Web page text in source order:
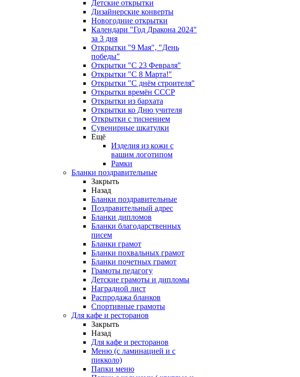
Детские открытки
Дизайнерские конверты
Новогодние открытки
Календари "Год Дракона 2024"
за 3 дня
Открытки "9 Мая", "День
победы"
Открытки "С 23 Февраля"
Открытки "С 8 Марта!"
Открытки "С днём строителя"
Открытки времён СССР
Открытки из бархата
Открытки ко Дню учителя
Открытки с тиснением
Сувенирные шкатулки
Ещё
Изделия из кожи с
вашим логотипом
Рамки
Бланки поздравительные
Закрыть
Назад
Бланки поздравительные
Поздравительный адрес
Бланки дипломов
Бланки благодарственных
писем
Бланки грамот
Бланки похвальных грамот
Бланки почетных грамот
Грамоты педагогу
Детские грамоты и дипломы
Наградной лист
Распродажа бланков
Спортивные грамоты
Для кафе и ресторанов
Закрыть
Назад
Для кафе и ресторанов
Меню (с ламинацией и с
пикколо)
Папки меню